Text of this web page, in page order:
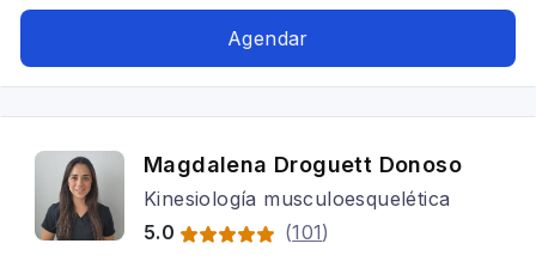
desgarros, tendinopatías, condromalacia
Agendar
Magdalena Droguett Donoso
Kinesiología musculoesquelética
5.0
(101)